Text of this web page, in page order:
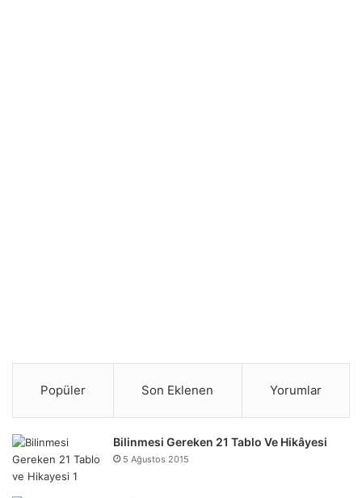
Popüler Son Eklenen Yorumlar
Bilinmesi Gereken 21 Tablo Ve Hikâyesi
5 Ağustos 2015